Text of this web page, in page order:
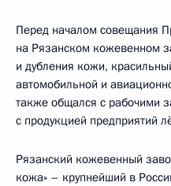
Перед началом совещания
на Рязанском кожевенном
и дубления кожи,
автомобильной и
также общался с рабочими
с продукцией предприятий
Рязанский кожевенный
кожа» – крупнейший в